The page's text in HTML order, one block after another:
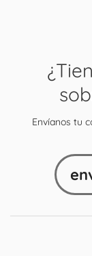
Envíanos tu